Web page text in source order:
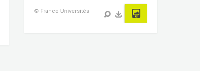
© France Universités